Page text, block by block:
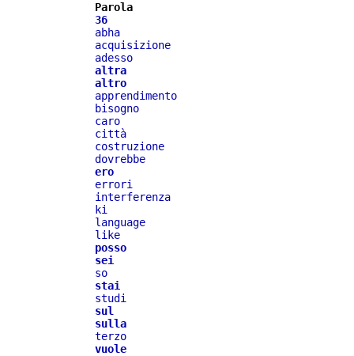
Parola
36
abha
acquisizione
adesso
altra
altro
apprendimento
bisogno
caro
città
costruzione
dovrebbe
ero
errori
interferenza
ki
language
like
posso
sei
so
stai
studi
sul
sulla
terzo
vuole